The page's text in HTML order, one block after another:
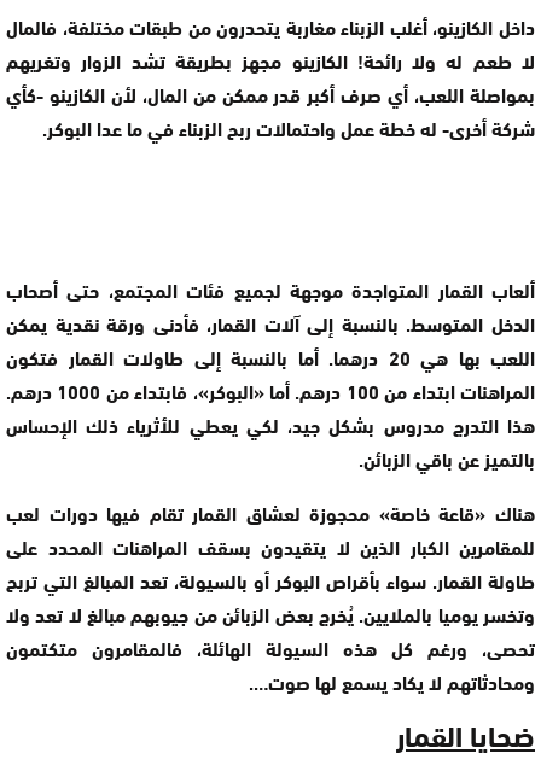
داخل الكازينو، أغلب الزبناء مغاربة يتحدرون من طبقات مختلفة، فالمال
لا طعم له ولا رائحة! الكازينو مجهز بطريقة تشد الزوار وتغريهم
بمواصلة اللعب، أي صرف أكبر قدر ممكن من المال، لأن الكازينو -كأي
شركة أخرى- له خطة عمل واحتمالات ربح الزبناء في ما عدا البوكر.
ألعاب القمار المتواجدة موجهة لجميع فئات المجتمع، حتى أصحاب
الدخل المتوسط. بالنسبة إلى آلات القمار، فأدنى ورقة نقدية يمكن
اللعب بها هي 20 درهما. أما بالنسبة إلى طاولات القمار فتكون
المراهنات ابتداء من 100 درهم. أما «البوكر»، فابتداء من 1000 درهم.
هذا التدرج مدروس بشكل جيد، لكي يعطي للأثرياء ذلك الإحساس
بالتميز عن باقي الزبائن.
هناك «قاعة خاصة» محجوزة لعشاق القمار تقام فيها دورات لعب
للمقامرين الكبار الذين لا يتقيدون بسقف المراهنات المحدد على
طاولة القمار. سواء بأقراص البوكر أو بالسيولة، تعد المبالغ التي تربح
وتخسر يوميا بالملايين. يُخرج بعض الزبائن من جيوبهم مبالغ لا تعد ولا
تحصى، ورغم كل هذه السيولة الهائلة، فالمقامرون متكتمون
ومحادثاتهم لا يكاد يسمع لها صوت….
ضحايا القمار